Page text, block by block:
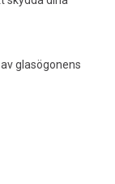
glasögonens